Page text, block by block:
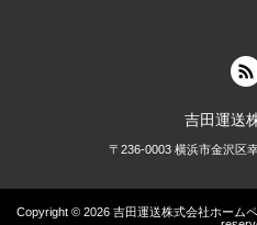
吉田運送
〒236-0003 横浜市金沢区
Copyright © 2026 吉田運送株式会社ホーム